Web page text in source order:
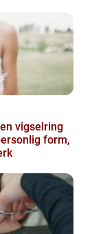
vigselring